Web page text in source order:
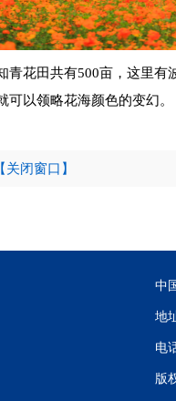
青花田共有500亩，这里
可以领略花海颜色的变幻。
【关闭窗口】
中
地
电
版